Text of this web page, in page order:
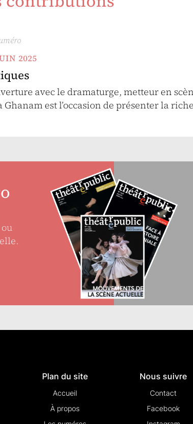
2025
avec le dramaturge, metteur en
Ghanam est l’occasion de présenter la
Plan du site
Accueil
À propos
Nous suivre
Contact
Facebook